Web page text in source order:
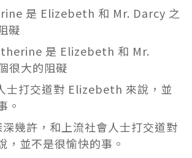
是 Elizebeth 和 Mr.
很大的阻礙
深幾許，和上流社會人士打交道對
並不是很愉快的事。